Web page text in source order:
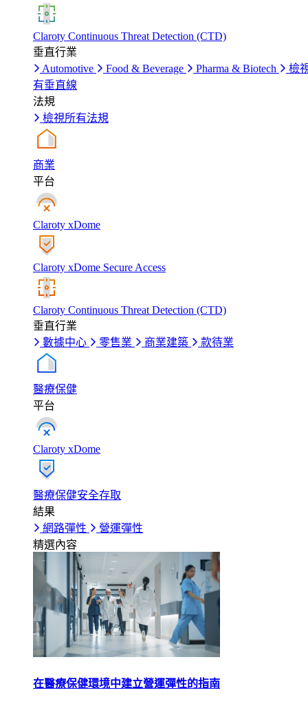
Claroty Continuous Threat Detection (CTD)
垂直行業
Automotive
Food & Beverage Pharma & Biotech
檢
有垂直線
法規
檢視所有法規
商業
平台
Claroty xDome
Claroty xDome Secure Access
Claroty Continuous Threat Detection (CTD)
垂直行業
數據中心
零售業 商業建築 款待業
醫療保健
平台
Claroty xDome
醫療保健安全存取
結果
網路彈性
營運彈性
精選內容
在醫療保健環境中建立營運彈性的指南